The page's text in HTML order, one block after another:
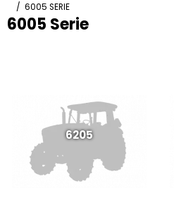
/ 6005 SERIE
6005 Serie
6205